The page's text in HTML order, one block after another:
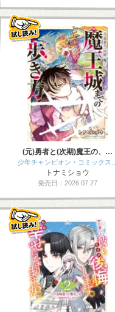
(元)勇者と(次期)魔王の、…
少年チャンピオン・コミックス…
トナミショウ
発売日：2026.07.27